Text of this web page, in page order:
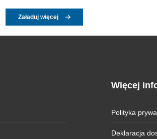
Załaduj więcej
Więcej
Polityka
Deklaracja